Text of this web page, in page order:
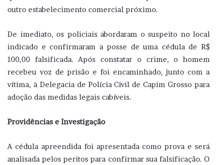
outro estabelecimento comercial próximo.
De imediato, os policiais abordaram o suspeito no local
indicado e confirmaram a posse de uma cédula de R$
100,00 falsificada. Após constatar o crime, o homem
recebeu voz de prisão e foi encaminhado, junto com a
vítima, à Delegacia de Polícia Civil de Capim Grosso para
adoção das medidas legais cabíveis.
Providências e Investigação
A cédula apreendida foi apresentada como prova e será
analisada pelos peritos para confirmar sua falsificação. O